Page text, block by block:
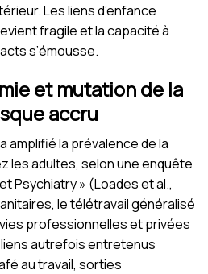
Les liens d’enfance
fragile et la capacité à
s’émousse.
et mutation de la
accru
amplifié la prévalence de la
les adultes, selon une enquête
Psychiatry » (Loades et al.,
le télétravail généralisé
professionnelles et privées
autrefois entretenus
au travail, sorties